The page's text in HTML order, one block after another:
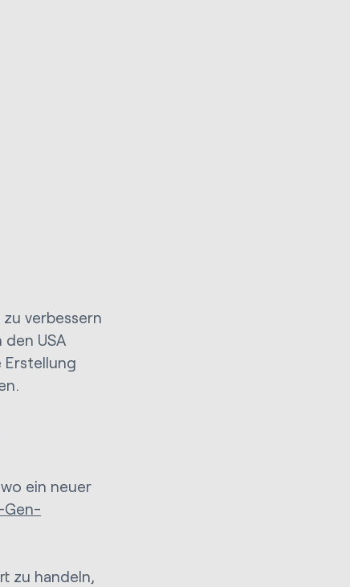
verbessern
USA
Erstellung
ein neuer
Gen-
zu handeln,